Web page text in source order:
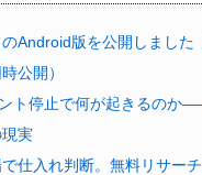
Android版を公開しました
公開）
ト停止で何が起きるのか
実
仕入れ判断。無料リサー